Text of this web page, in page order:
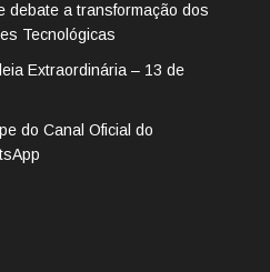
debate a transformação dos
Tecnológicas
Extraordinária – 13 de
do Canal Oficial do